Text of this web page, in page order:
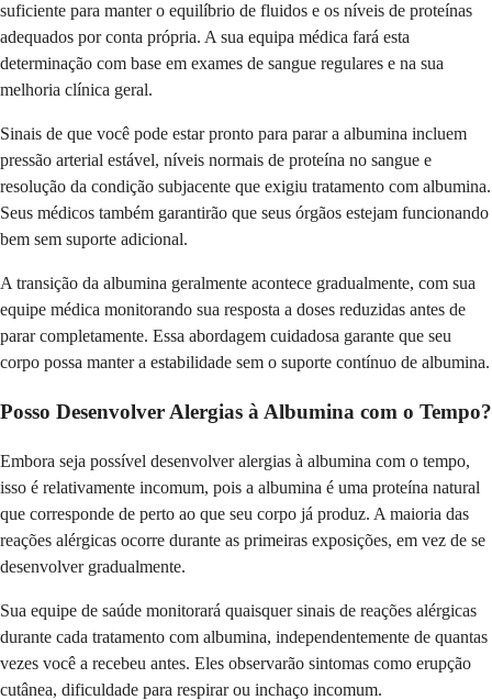
suficiente para manter o equilíbrio de fluidos e os níveis de proteínas
adequados por conta própria. A sua equipa médica fará esta
determinação com base em exames de sangue regulares e na sua
melhoria clínica geral.
Sinais de que você pode estar pronto para parar a albumina incluem
pressão arterial estável, níveis normais de proteína no sangue e
resolução da condição subjacente que exigiu tratamento com albumina.
Seus médicos também garantirão que seus órgãos estejam funcionando
bem sem suporte adicional.
A transição da albumina geralmente acontece gradualmente, com sua
equipe médica monitorando sua resposta a doses reduzidas antes de
parar completamente. Essa abordagem cuidadosa garante que seu
corpo possa manter a estabilidade sem o suporte contínuo de albumina.
Posso Desenvolver Alergias à Albumina com o Tempo?
Embora seja possível desenvolver alergias à albumina com o tempo,
isso é relativamente incomum, pois a albumina é uma proteína natural
que corresponde de perto ao que seu corpo já produz. A maioria das
reações alérgicas ocorre durante as primeiras exposições, em vez de se
desenvolver gradualmente.
Sua equipe de saúde monitorará quaisquer sinais de reações alérgicas
durante cada tratamento com albumina, independentemente de quantas
vezes você a recebeu antes. Eles observarão sintomas como erupção
cutânea, dificuldade para respirar ou inchaço incomum.